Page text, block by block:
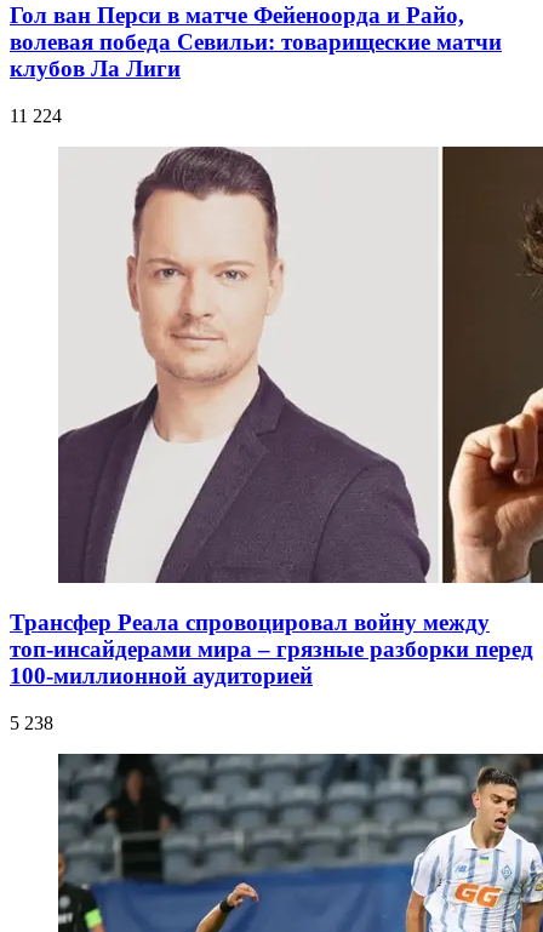
Гол ван Перси в матче Фейеноорда и Райо,
волевая победа Севильи: товарищеские матчи
клубов Ла Лиги
11 224
Трансфер Реала спровоцировал войну между
топ-инсайдерами мира – грязные разборки перед
100-миллионной аудиторией
5 238